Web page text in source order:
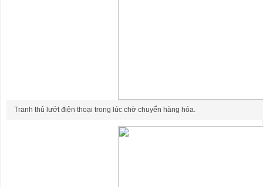
Tranh thủ lướt điện thoại trong lúc chờ chuyển hàng hóa.